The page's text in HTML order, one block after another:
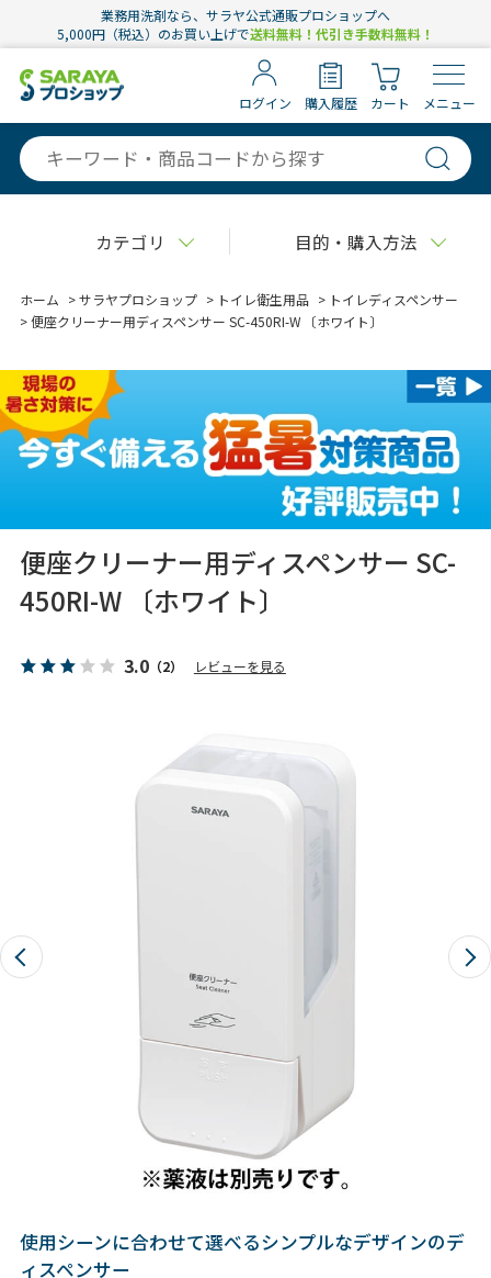
業務用洗剤なら、サラヤ公式通販プロショップへ
5,000円（税込）のお買い上げで送料無料！代引き手数料無料！
ログイン 購入履歴 カート メニュー
カテゴリ 目的・購入方法
ホーム >サラヤプロショップ > トイレ衛生用品 > トイレディスペンサー
>便座クリーナー用ディスペンサー SC-450RI-W 〔ホワイト〕
便座クリーナー用ディスペンサー SC-
450RI-W 〔ホワイト〕
3.0（2） レビューを見る
使用シーンに合わせて選べるシンプルなデザインのデ
ィスペンサー